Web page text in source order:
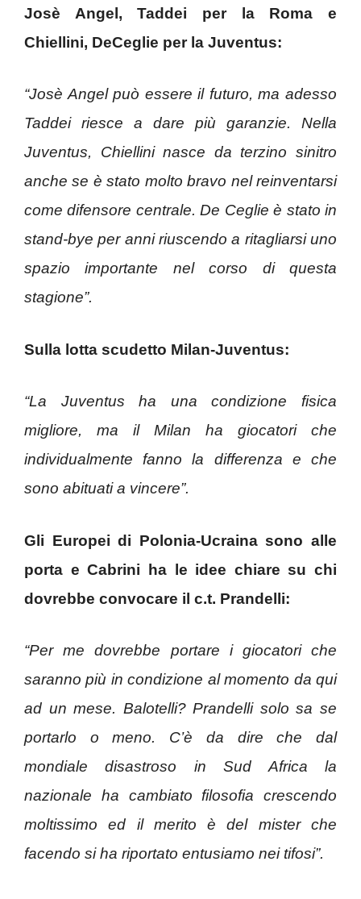
Josè Angel, Taddei per la Roma e
Chiellini, DeCeglie per la Juventus:
“Josè Angel può essere il futuro, ma adesso
Taddei riesce a dare più garanzie. Nella
Juventus, Chiellini nasce da terzino sinitro
anche se è stato molto bravo nel reinventarsi
come difensore centrale. De Ceglie è stato in
stand-bye per anni riuscendo a ritagliarsi uno
spazio importante nel corso di questa
stagione”.
Sulla lotta scudetto Milan-Juventus:
“La Juventus ha una condizione fisica
migliore, ma il Milan ha giocatori che
individualmente fanno la differenza e che
sono abituati a vincere”.
Gli Europei di Polonia-Ucraina sono alle
porta e Cabrini ha le idee chiare su chi
dovrebbe convocare il c.t. Prandelli:
“Per me dovrebbe portare i giocatori che
saranno più in condizione al momento da qui
ad un mese. Balotelli? Prandelli solo sa se
portarlo o meno. C’è da dire che dal
mondiale disastroso in Sud Africa la
nazionale ha cambiato filosofia crescendo
moltissimo ed il merito è del mister che
facendo si ha riportato entusiamo nei tifosi”.